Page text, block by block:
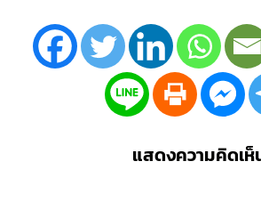
แสดงความคิดเห็